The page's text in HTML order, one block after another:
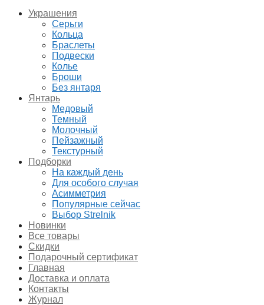
Украшения
Серьги
Кольца
Браслеты
Подвески
Колье
Броши
Без янтаря
Янтарь
Медовый
Темный
Молочный
Пейзажный
Текстурный
Подборки
На каждый день
Для особого случая
Асимметрия
Популярные сейчас
Выбор Strelnik
Новинки
Все товары
Скидки
Подарочный сертификат
Главная
Доставка и оплата
Контакты
Журнал